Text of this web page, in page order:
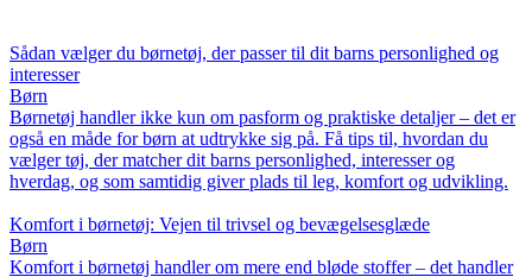
Sådan vælger du børnetøj, der passer til dit barns personlighed og
interesser
Børn
Børnetøj handler ikke kun om pasform og praktiske detaljer – det er
også en måde for børn at udtrykke sig på. Få tips til, hvordan du
vælger tøj, der matcher dit barns personlighed, interesser og
hverdag, og som samtidig giver plads til leg, komfort og udvikling.
Komfort i børnetøj: Vejen til trivsel og bevægelsesglæde
Børn
Komfort i børnetøj handler om mere end bløde stoffer – det handler